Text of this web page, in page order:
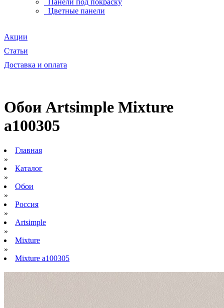
Панели под покраску
Цветные панели
Акции
Статьи
Доставка и оплата
Обои Artsimple Mixture
a100305
Главная
»
Каталог
»
Обои
»
Россия
»
Artsimple
»
Mixture
»
Mixture a100305